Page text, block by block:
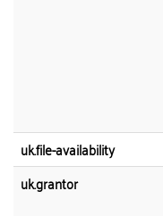
uk.file-availability
uk.grantor